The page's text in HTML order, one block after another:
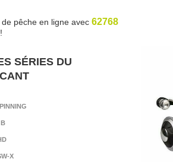
de pêche en ligne avec 62768
SÉRIES DU
B
X